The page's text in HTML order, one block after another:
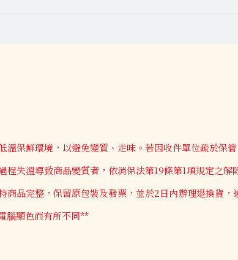
溫保鮮環境，以避免變質、走味。若因收件單位疏於保
程失溫導致商品變質者，依消保法第19條第1項規定之解
商品完整，保留原包裝及發票，並於2日內辦理退換貨，
腦顯色而有所不同**